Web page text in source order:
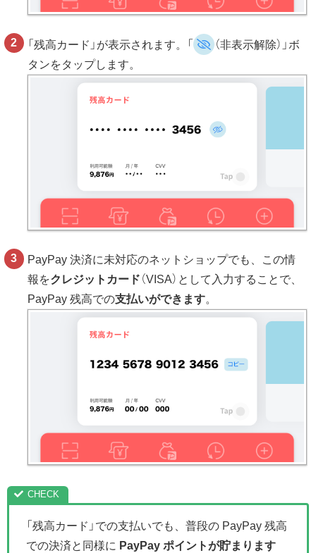
「残高カード」が表示されます。「
（非表示解除）」ボ
タンをタップします。
PayPay 決済に未対応のネットショップでも、この情
報をクレジットカード （VISA）として入力することで、
PayPay 残高での支払いができます。
「残高カード」での支払いでも、普段の PayPay 残高
での決済と同様に PayPay ポイントが貯まります